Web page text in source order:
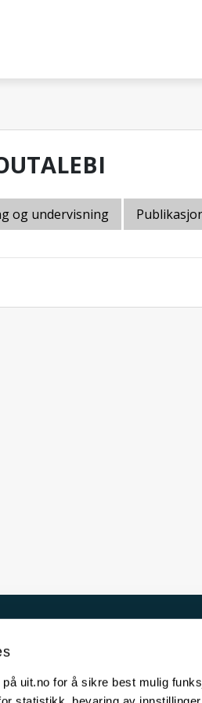
uit.no for å sikre best mulig
og undervisning